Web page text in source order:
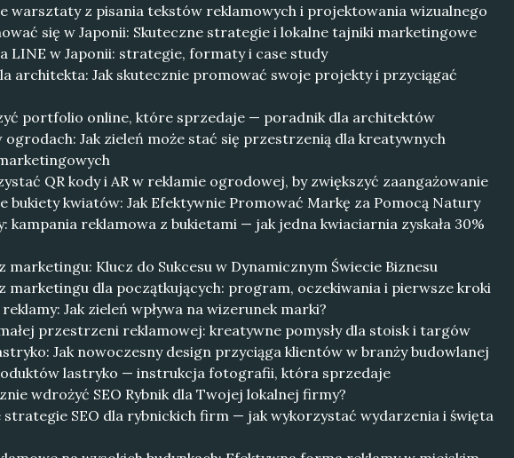
warsztaty z pisania tekstów reklamowych i projektowania wizualnego
się w Japonii: Skuteczne strategie i lokalne tajniki marketingowe
LINE w Japonii: strategie, formaty i case study
architekta: Jak skutecznie promować swoje projekty i przyciągać
portfolio online, które sprzedaje — poradnik dla architektów
ogrodach: Jak zieleń może stać się przestrzenią dla kreatywnych
QR kody i AR w reklamie ogrodowej, by zwiększyć zaangażowanie
bukiety kwiatów: Jak Efektywnie Promować Markę za Pomocą Natury
kampania reklamowa z bukietami — jak jedna kwiaciarnia zyskała 30%
marketingu: Klucz do Sukcesu w Dynamicznym Świecie Biznesu
marketingu dla początkujących: program, oczekiwania i pierwsze kroki
Jak zieleń wpływa na wizerunek marki?
przestrzeni reklamowej: kreatywne pomysły dla stoisk i targów
Jak nowoczesny design przyciąga klientów w branży budowlanej
lastryko — instrukcja fotografii, która sprzedaje
wdrożyć SEO Rybnik dla Twojej lokalnej firmy?
strategie SEO dla rybnickich firm — jak wykorzystać wydarzenia i święta